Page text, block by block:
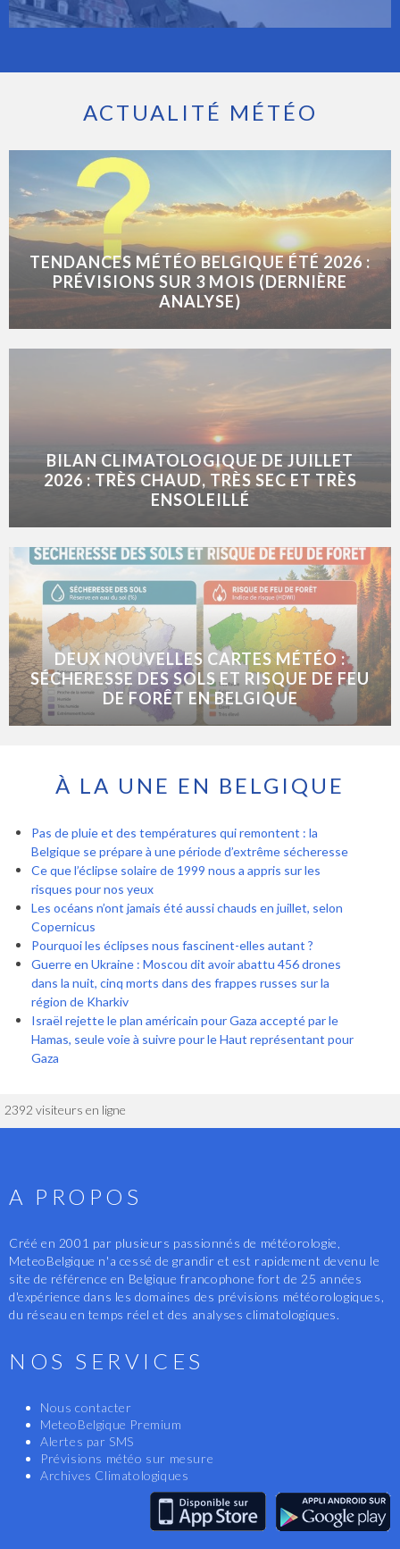
ACTUALITÉ MÉTÉO
TENDANCES MÉTÉO BELGIQUE ÉTÉ 2026 :
PRÉVISIONS SUR 3 MOIS (DERNIÈRE
ANALYSE)
BILAN CLIMATOLOGIQUE DE JUILLET
2026 : TRÈS CHAUD, TRÈS SEC ET TRÈS
ENSOLEILLÉ
DEUX NOUVELLES CARTES MÉTÉO :
SÉCHERESSE DES SOLS ET RISQUE DE FEU
DE FORÊT EN BELGIQUE
À LA UNE EN BELGIQUE
Pas de pluie et des températures qui remontent : la
Belgique se prépare à une période d’extrême sécheresse
Ce que l’éclipse solaire de 1999 nous a appris sur les
risques pour nos yeux
Les océans n’ont jamais été aussi chauds en juillet, selon
Copernicus
Pourquoi les éclipses nous fascinent-elles autant ?
Guerre en Ukraine : Moscou dit avoir abattu 456 drones
dans la nuit, cinq morts dans des frappes russes sur la
région de Kharkiv
Israël rejette le plan américain pour Gaza accepté par le
Hamas, seule voie à suivre pour le Haut représentant pour
Gaza
2392 visiteurs en ligne
A PROPOS
Créé en 2001 par plusieurs passionnés de météorologie,
MeteoBelgique n'a cessé de grandir et est rapidement devenu le
site de référence en Belgique francophone fort de 25 années
d'expérience dans les domaines des prévisions météorologiques,
du réseau en temps réel et des analyses climatologiques.
NOS SERVICES
Nous contacter
MeteoBelgique Premium
Alertes par SMS
Prévisions météo sur mesure
Archives Climatologiques